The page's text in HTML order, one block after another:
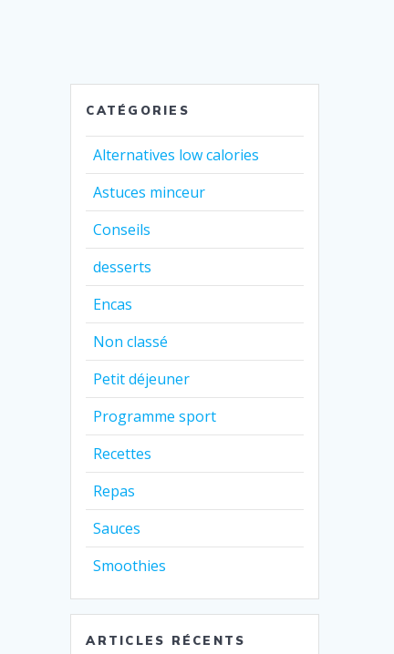
CATÉGORIES
Alternatives low calories
Astuces minceur
Conseils
desserts
Encas
Non classé
Petit déjeuner
Programme sport
Recettes
Repas
Sauces
Smoothies
ARTICLES RÉCENTS